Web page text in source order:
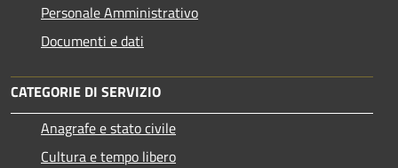
Personale Amministrativo
Documenti e dati
CATEGORIE DI SERVIZIO
Anagrafe e stato civile
Cultura e tempo libero